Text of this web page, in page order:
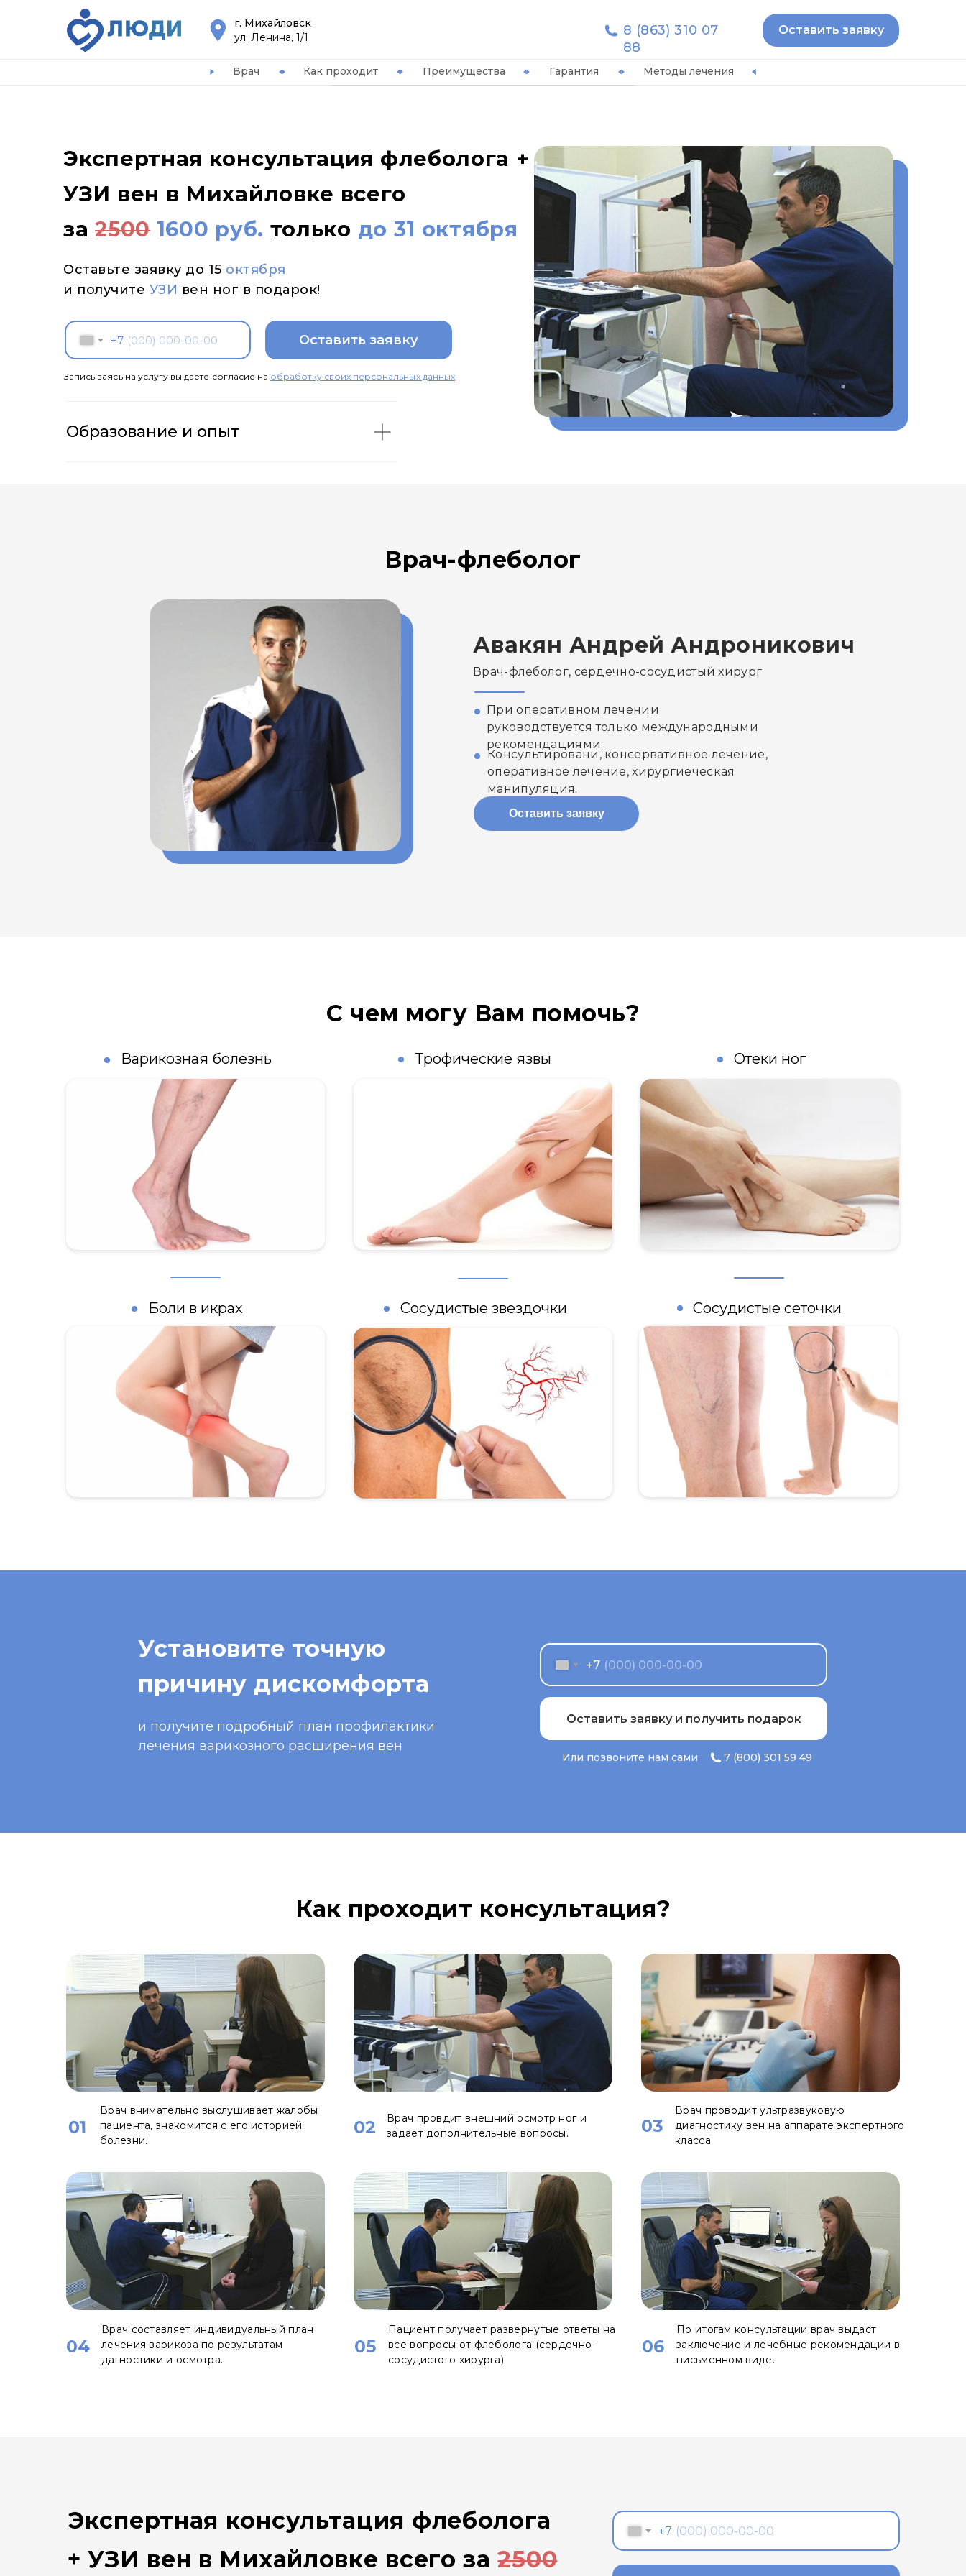
8 (863) 310 07
88
Врач Как проходит Преимущества Гарантия Методы лечения
г. Михайловск
ул. Ленина, 1/1
Оставить заявку
Оставьте заявку до 15 октября
и получите УЗИ вен ног в подарок!
+7 Оставить заявку
Записываясь на услугу вы даёте согласие на обработку своих персональных данных
Экспертная консультация флеболога +
УЗИ вен в Михайловке всего
за2500 1600 руб. только до 31 октября
Образование и опыт
Врач-флеболог
Авакян Андрей Андроникович
Врач-флеболог, сердечно-сосудистый хирург
При оперативном лечении
руководствуется только международными
рекомендациями;
Консультировани, консервативное лечение,
оперативное лечение, хирургиеческая
манипуляция.
Оставить заявку
С чем могу Вам помочь?
Варикозная болезнь Трофические язвы Отеки ног
Сосудистые сеточки
Боли в икрах Сосудистые звездочки
7 (800) 301 59 49
Установите точную
причину дискомфорта
и получите подробный план профилактики
лечения варикозного расширения вен
+7
Оставить заявку и получить подарок
Или позвоните нам сами
Как проходит консультация?
Врач внимательно выслушивает жалобы
пациента, знакомится с его историей
болезни.
01
Врач провдит внешний осмотр ног и
задает дополнительные вопросы.
02
Врач проводит ультразвуковую
диагностику вен на аппарате экспертного
класса.
03
Врач составляет индивидуальный план
лечения варикоза по результатам
дагностики и осмотра.
04
Пациент получает развернутые ответы на
все вопросы от флеболога (сердечно-
сосудистого хирурга)
05
По итогам консультации врач выдаст
заключение и лечебные рекомендации в
письменном виде.
06
Экспертная консультация флеболога
+ УЗИ вен в Михайловке всего за2500
+7